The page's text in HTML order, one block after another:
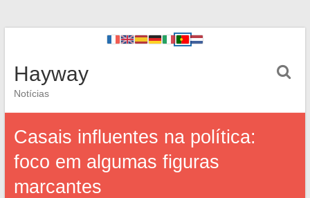
Hayway
Notícias
Casais influentes na política:
foco em algumas figuras
marcantes